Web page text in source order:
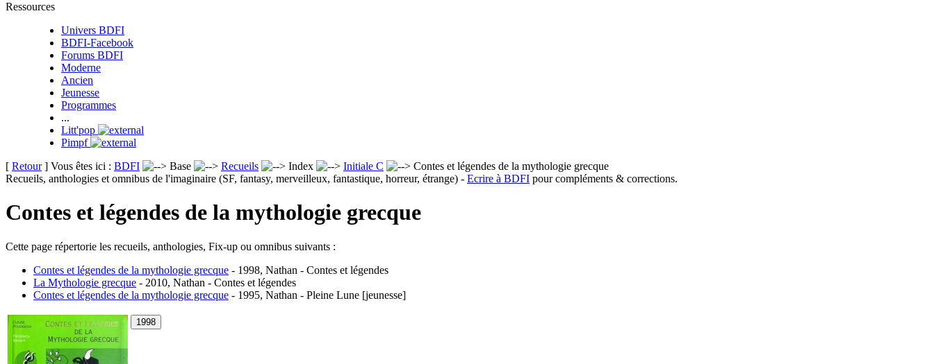
Ressources
Univers BDFI
BDFI-Facebook
Forums BDFI
Moderne
Ancien
Jeunesse
Programmes
...
Litt'pop
Pimpf
[ Retour] Vous êtes ici : BDFI Base Recueils Index Initiale C
Contes et légendes de la mythologie grecque
Recueils, anthologies et omnibus de l'imaginaire (SF, fantasy, merveilleux, fantastique, horreur, étrange) - Ecrire à BDFI pour compléments & corrections.
Contes et légendes de la mythologie grecque
Cette page répertorie les recueils, anthologies, Fix-up ou omnibus suivants :
Contes et légendes de la mythologie grecque - 1998, Nathan - Contes et légendes
La Mythologie grecque - 2010, Nathan - Contes et légendes
Contes et légendes de la mythologie grecque - 1995, Nathan - Pleine Lune [jeunesse]